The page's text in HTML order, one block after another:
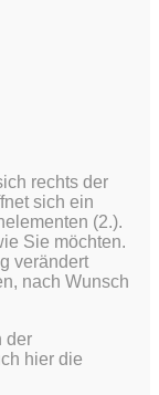
rechts der
sich ein
(2.).
Sie möchten.
verändert
nach Wunsch
der
hier die